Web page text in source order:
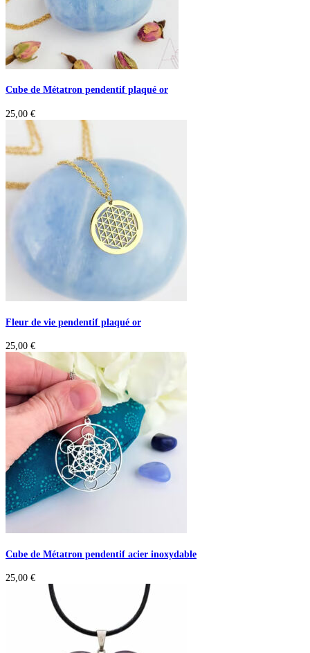
Cube de Métatron pendentif plaqué or
25,00 €
Fleur de vie pendentif plaqué or
25,00 €
Cube de Métatron pendentif acier inoxydable
25,00 €